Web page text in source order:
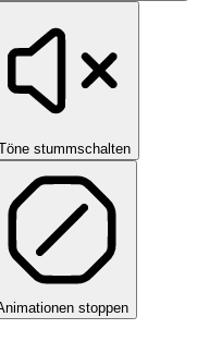
stummschalten
stoppen